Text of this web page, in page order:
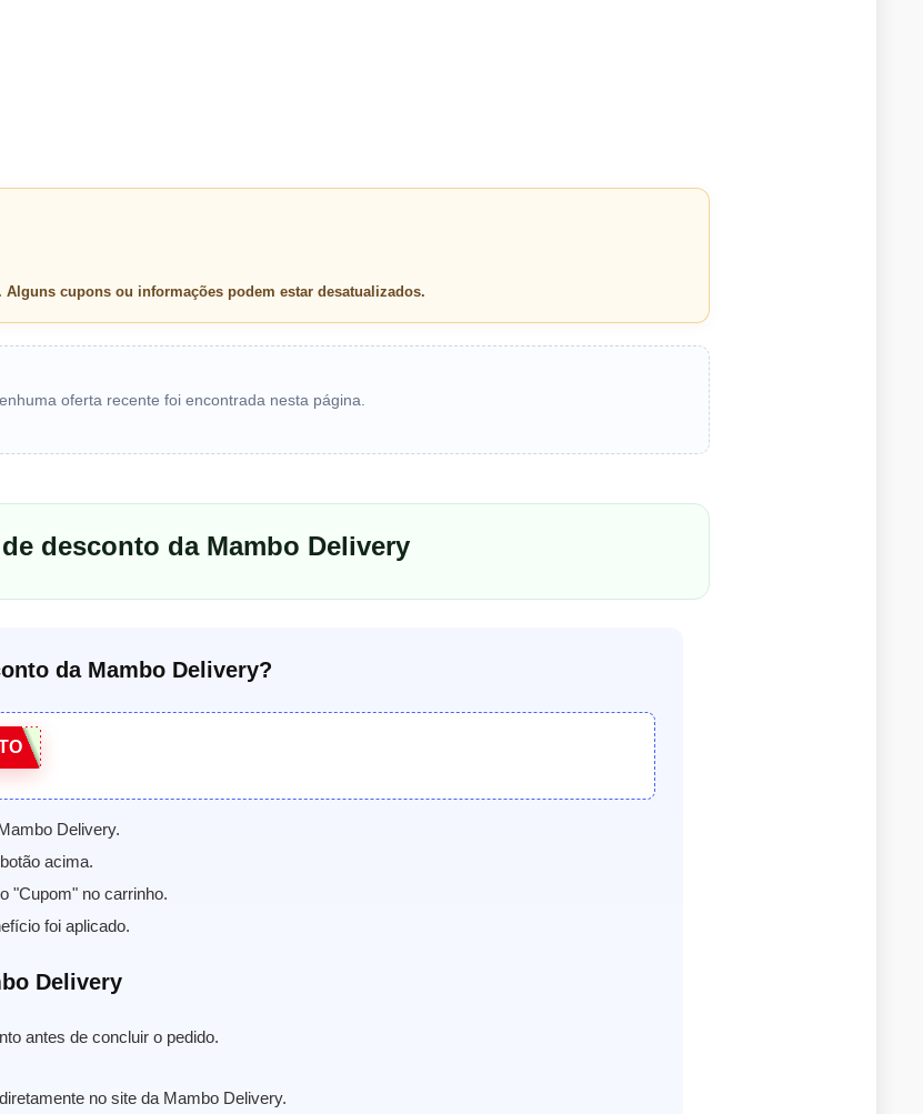
Alguns cupons ou informações podem estar desatualizados.
oferta recente foi encontrada nesta página.
desconto da Mambo Delivery
da Mambo Delivery?
Delivery.
acima.
"Cupom" no carrinho.
foi aplicado.
Delivery
antes de concluir o pedido.
no site da Mambo Delivery.